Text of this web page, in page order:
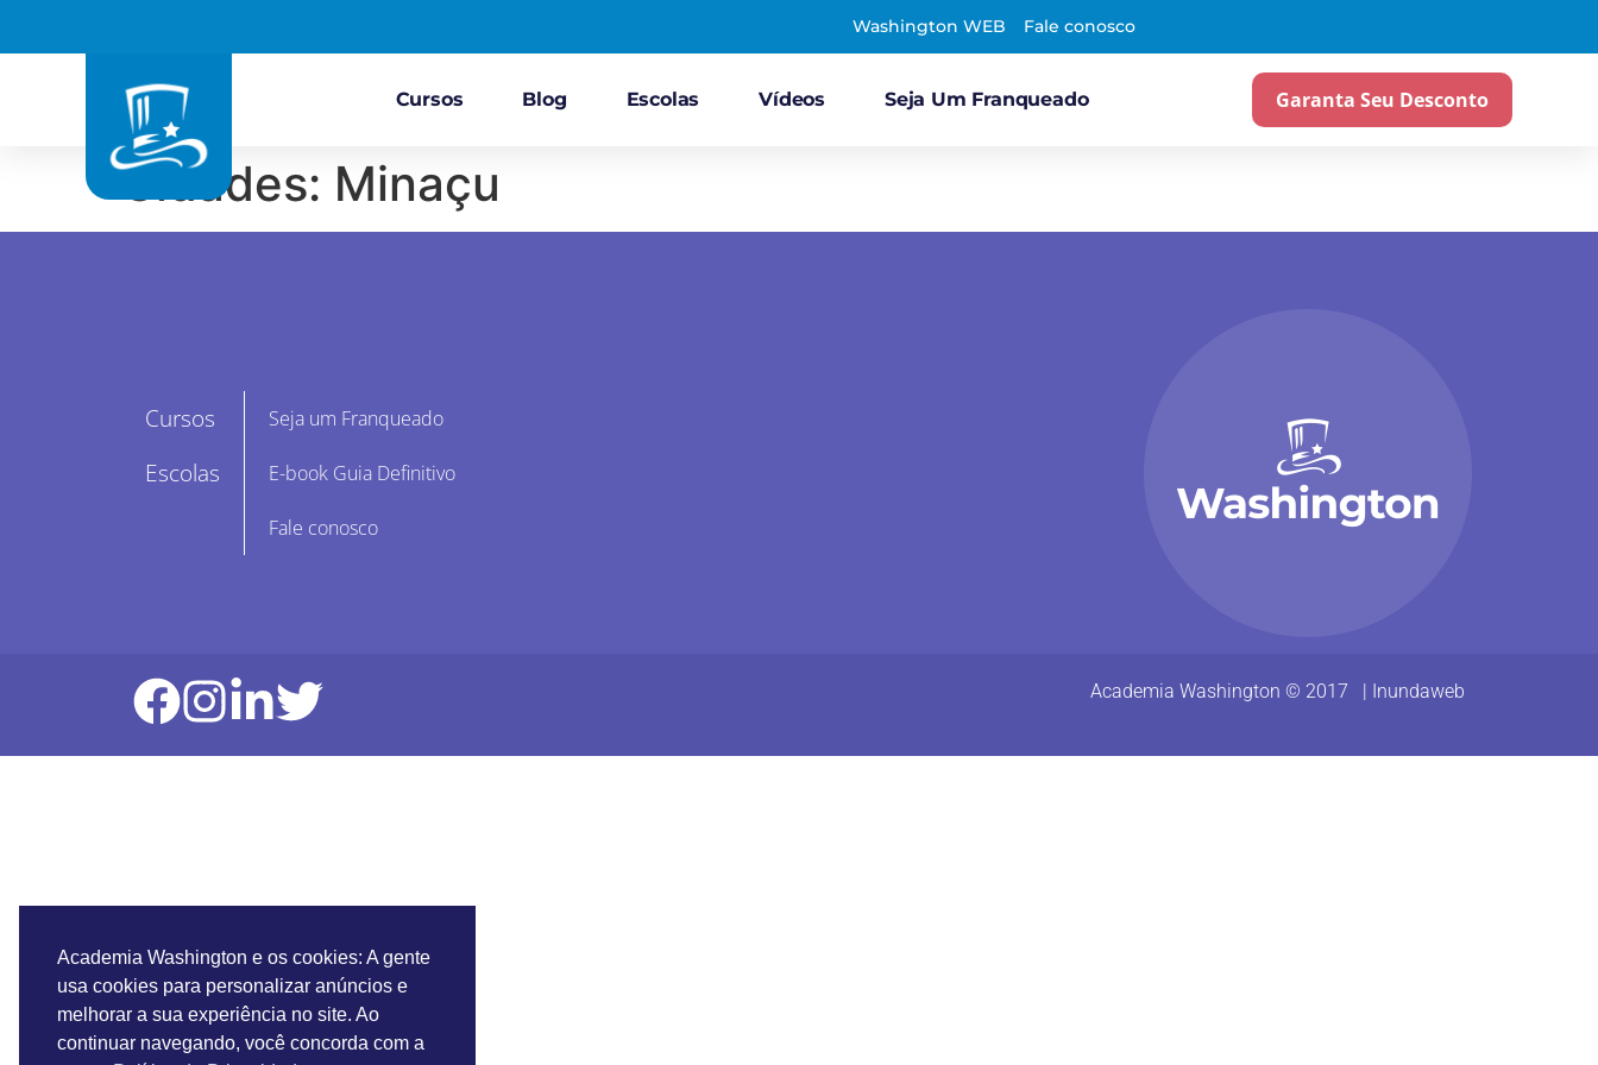
Washington WEB Fale conosco
Cursos Blog Escolas Vídeos Seja Um Franqueado Garanta Seu Desconto
Cidades: Minaçu
Cursos
Escolas
Seja um Franqueado
E-book Guia Definitivo
Fale conosco
Academia Washington © 2017 | Inundaweb
Academia Washington e os cookies: A gente
usa cookies para personalizar anúncios e
melhorar a sua experiência no site. Ao
continuar navegando, você concorda com a